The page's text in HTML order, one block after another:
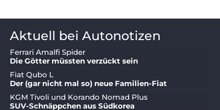
Aktuell bei Autonotizen
Ferrari Amalfi Spider
Die Götter müssten verzückt sein
Fiat Qubo L
Der (gar nicht mal so) neue Familien-Fiat
KGM Tivoli und Korando Nomad Plus
SUV-Schnäppchen aus Südkorea